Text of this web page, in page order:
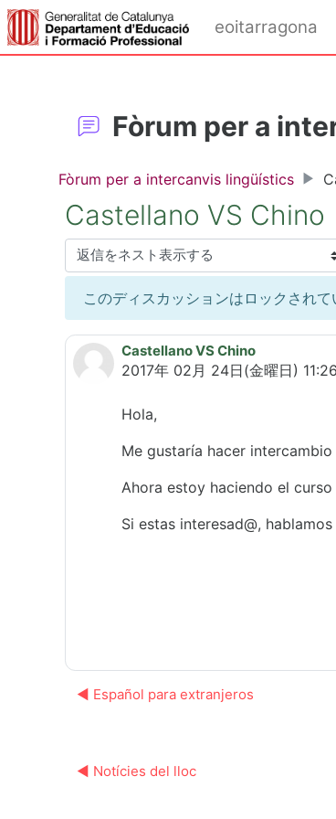
メインコンテンツへスキップする
eoitarragona
Fòrum per a
Fòrum per a intercanvis lingüístics
Castellano VS Chino
表示モード
このディスカッションはロックされ
Castellano VS Chino
2017年 02月 24日(金曜日) 11:26
返信数: 0
Hola,
Me gustaría hacer
Ahora estoy haciendo el
Si estas interesad@,
◀︎ Español para extranjeros
◀︎ Notícies del lloc